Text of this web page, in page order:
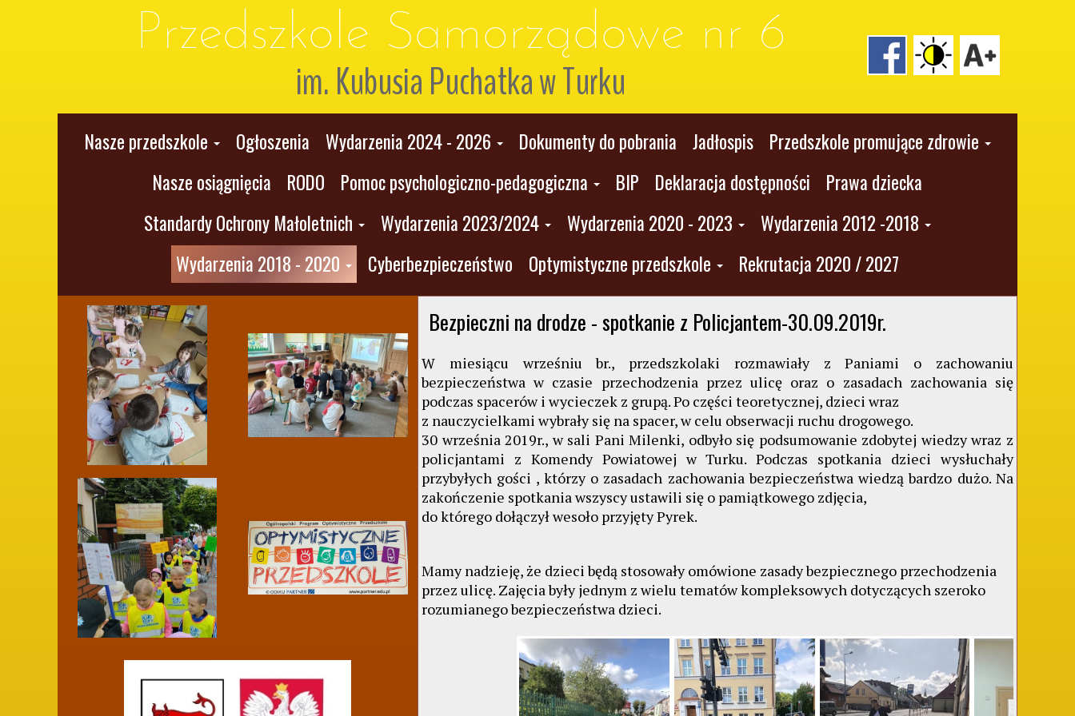
Przedszkole Samorządowe nr 6
im. Kubusia Puchatka w Turku
Nasze przedszkole Ogłoszenia Wydarzenia 2024 - 2026 Dokumenty do pobrania Jadłospis
Przedszkole promujące zdrowie
Nasze osiągnięcia
RODO Pomoc psychologiczno-pedagogiczna BIP Deklaracja dostępności
Prawa dziecka
Standardy Ochrony Małoletnich
Wydarzenia 2023/2024 Wydarzenia 2020 - 2023
Wydarzenia 2012 -2018
Wydarzenia 2018 - 2020
Cyberbezpieczeństwo Optymistyczne przedszkole Rekrutacja 2020 / 2027
Bezpieczni na drodze - spotkanie z Policjantem-30.09.2019r.
W miesiącu wrześniu br., przedszkolaki rozmawiały z Paniami o zachowaniu
bezpieczeństwa w czasie przechodzenia przez ulicę oraz o zasadach zachowania się
podczas spacerów i wycieczek z grupą. Po części teoretycznej, dzieci wraz
z nauczycielkami wybrały się na spacer, w celu obserwacji ruchu drogowego.
30 września 2019r., w sali Pani Milenki, odbyło się podsumowanie zdobytej wiedzy wraz z
policjantami z Komendy Powiatowej w Turku. Podczas spotkania dzieci wysłuchały
przybyłych gości , którzy o zasadach zachowania bezpieczeństwa wiedzą bardzo dużo. Na
zakończenie spotkania wszyscy ustawili się o pamiątkowego zdjęcia,
do którego dołączył wesoło przyjęty Pyrek.
Mamy nadzieję, że dzieci będą stosowały omówione zasady bezpiecznego przechodzenia
przez ulicę. Zajęcia były jednym z wielu tematów kompleksowych dotyczących szeroko
rozumianego bezpieczeństwa dzieci.